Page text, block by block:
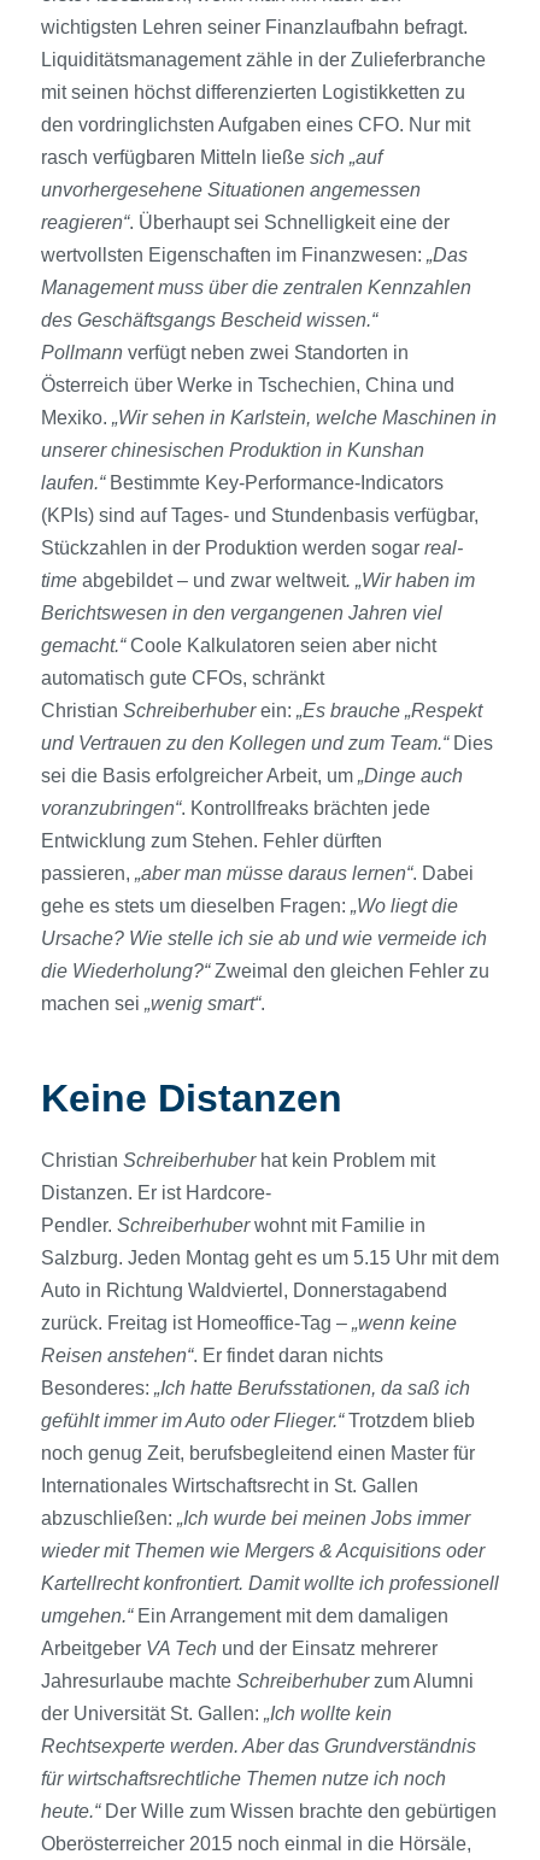
wichtigsten Lehren seiner Finanzlaufbahn befragt.
Liquiditätsmanagement zähle in der Zulieferbranche
mit seinen höchst differenzierten Logistikketten zu
den vordringlichsten Aufgaben eines CFO. Nur mit
rasch verfügbaren Mitteln ließe sich „auf
unvorhergesehene Situationen angemessen
reagieren“. Überhaupt sei Schnelligkeit eine der
wertvollsten Eigenschaften im Finanzwesen: „Das
Management muss über die zentralen Kennzahlen
des Geschäftsgangs Bescheid wissen.“
Pollmannverfügt neben zwei Standorten in
Österreich über Werke in Tschechien, China und
Mexiko. „Wir sehen in Karlstein, welche Maschinen in
unserer chinesischen Produktion in Kunshan
laufen.“Bestimmte Key-Performance-Indicators
(KPIs) sind auf Tages- und Stundenbasis verfügbar,
Stückzahlen in der Produktion werden sogar real-
timeabgebildet – und zwar weltweit. „Wir haben im
Berichtswesen in den vergangenen Jahren viel
gemacht.“Coole Kalkulatoren seien aber nicht
automatisch gute CFOs, schränkt
Christian Schreiberhuberein: „Es brauche „Respekt
und Vertrauen zu den Kollegen und zum Team.“Dies
sei die Basis erfolgreicher Arbeit, um „Dinge auch
voranzubringen“. Kontrollfreaks brächten jede
Entwicklung zum Stehen. Fehler dürften
passieren, „aber man müsse daraus lernen“. Dabei
gehe es stets um dieselben Fragen: „Wo liegt die
Ursache? Wie stelle ich sie ab und wie vermeide ich
die Wiederholung?“Zweimal den gleichen Fehler zu
machen sei „wenig smart“.
Keine Distanzen
Christian Schreiberhuberhat kein Problem mit
Distanzen. Er ist Hardcore-
Pendler. Schreiberhuberwohnt mit Familie in
Salzburg. Jeden Montag geht es um 5.15 Uhr mit dem
Auto in Richtung Waldviertel, Donnerstagabend
zurück. Freitag ist Homeoffice-Tag – „wenn keine
Reisen anstehen“. Er findet daran nichts
Besonderes: „Ich hatte Berufsstationen, da saß ich
gefühlt immer im Auto oder Flieger.“Trotzdem blieb
noch genug Zeit, berufsbegleitend einen Master für
Internationales Wirtschafts­recht in St. Gallen
abzuschließen: „Ich wurde bei meinen Jobs immer
wieder mit Themen wie Mergers & Acquisitions oder
Kartell­recht konfrontiert. Damit wollte ich professionell
umgehen.“Ein Arrangement mit dem damaligen
Arbeitgeber VA Techund der Einsatz mehrerer
Jahresurlaube machte Schreiberhuberzum Alumni
der Universität St. Gallen: „Ich wollte kein
Rechtsexperte werden. Aber das Grundverständnis
für wirtschafts­rechtliche Themen nutze ich noch
heute.“Der Wille zum Wissen brachte den gebürtigen
Oberösterreicher 2015 noch einmal in die Hörsäle,